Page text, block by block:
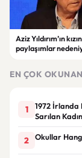
Aziz Yıldırım’ın
paylaşımlar
EN ÇOK
1
1972 İrlanda
Sarılan
2 Okullar